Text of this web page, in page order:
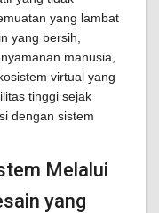
yang lambat
yang bersih,
manusia,
virtual yang
tinggi sejak
dengan sistem
Melalui
yang